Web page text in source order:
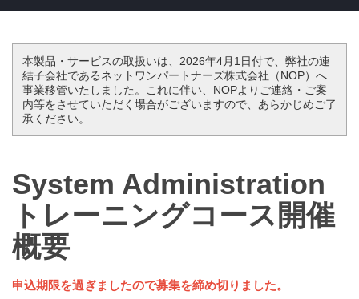
本製品・サービスの取扱いは、2026年4月1日付で、弊社の連
結子会社であるネットワンパートナーズ株式会社（NOP）へ
事業移管いたしました。これに伴い、NOPよりご連絡・ご案
内等をさせていただく場合がございますので、あらかじめご了
承ください。
System Administration
トレーニングコース開催
概要
申込期限を過ぎましたので募集を締め切りました。